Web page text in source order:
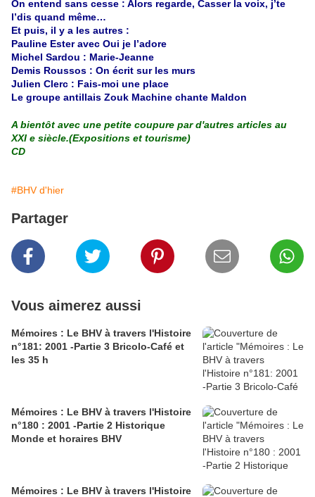
On entend sans cesse : Alors regarde, Casser la voix, j’te
l’dis quand même…
Et puis, il y a les autres :
Pauline Ester avec Oui je l’adore
Michel Sardou : Marie-Jeanne
Demis Roussos : On écrit sur les murs
Julien Clerc : Fais-moi une place
Le groupe antillais Zouk Machine chante Maldon
A bientôt avec une petite coupure par d'autres articles au
XXI e siècle.(Expositions et tourisme)
CD
#BHV d'hier
Partager
Vous aimerez aussi
Mémoires : Le BHV à travers l'Histoire
n°181: 2001 -Partie 3 Bricolo-Café et
les 35 h
Mémoires : Le BHV à travers l'Histoire
n°180 : 2001 -Partie 2 Historique
Monde et horaires BHV
Mémoires : Le BHV à travers l'Histoire